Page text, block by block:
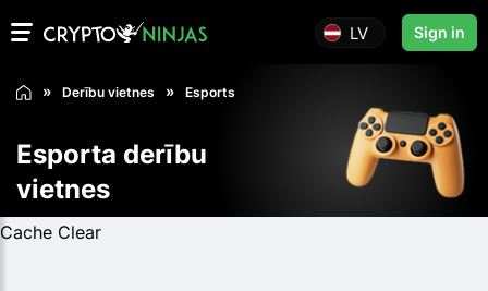
LV Sign in
Derību vietnes Esports
Esporta derību
vietnes
Cache Clear